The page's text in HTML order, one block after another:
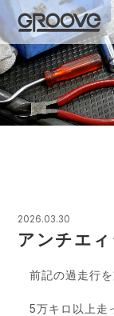
Groove 自転車 カフェ 輸入車・国産
ューニング/販売
2026.03.30
アンチエ
前記の過走行を
5万キロ以上走